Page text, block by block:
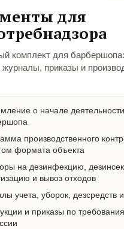
для
комплект для
журналы, приказы и
о начале
производственного
формата объекта
на дезинфекцию,
и вывоз отходов
учета, уборок, дезсредств
и приказы по